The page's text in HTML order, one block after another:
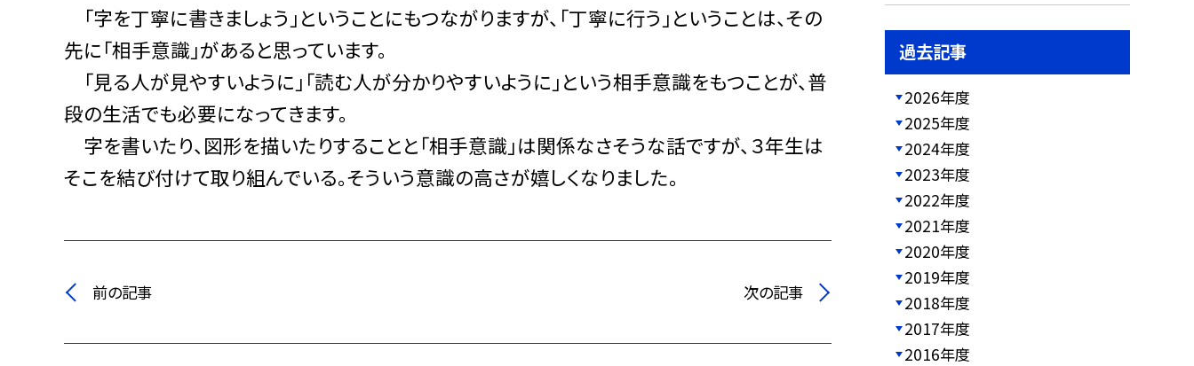
「字を丁寧に書きましょう」ということにもつながりますが、「丁寧に行う」ということは、その
先に「相手意識」があると思っています。
「見る人が見やすいように」「読む人が分かりやすいように」という相手意識をもつことが、普
段の生活でも必要になってきます。
字を書いたり、図形を描いたりすることと「相手意識」は関係なさそうな話ですが、３年生は
そこを結び付けて取り組んでいる。そういう意識の高さが嬉しくなりました。
前の記事 次の記事
過去記事
2026年度
2025年度
2024年度
2023年度
2022年度
2021年度
2020年度
2019年度
2018年度
2017年度
2016年度